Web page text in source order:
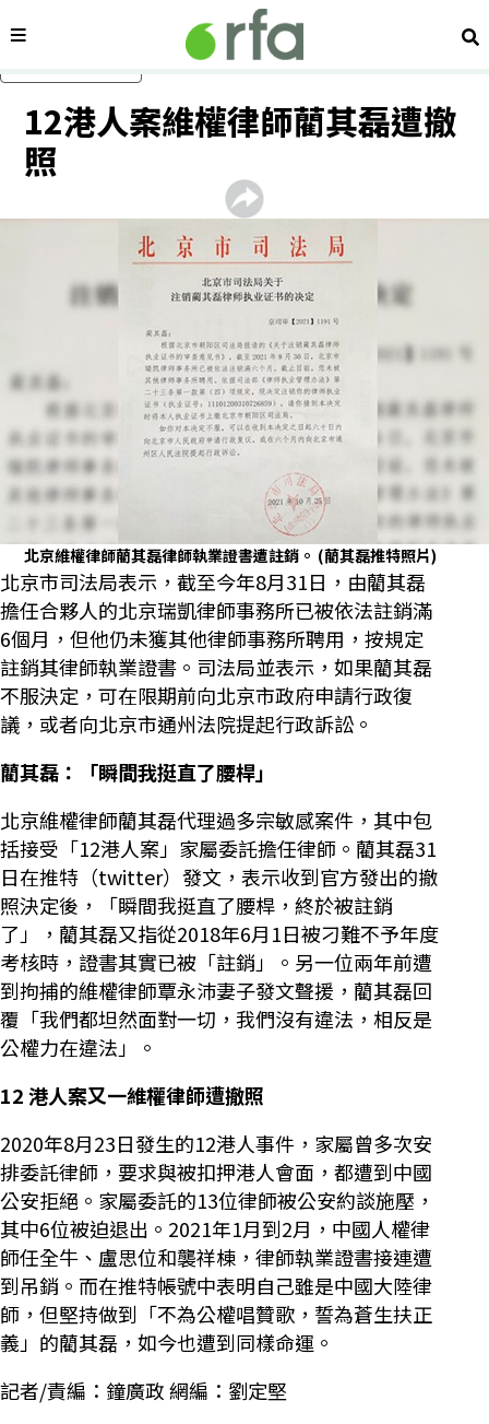
內容分類 搜
12港人案維權律師藺其磊遭撤
照
北京維權律師藺其磊律師執業證書遭註銷。 (藺其磊推特照片)
北京市司法局表示，截至今年8月31日，由藺其磊
擔任合夥人的北京瑞凱律師事務所已被依法註銷滿
6個月，但他仍未獲其他律師事務所聘用，按規定
註銷其律師執業證書。司法局並表示，如果藺其磊
不服決定，可在限期前向北京市政府申請行政復
議，或者向北京市通州法院提起行政訴訟。
藺其磊：「瞬間我挺直了腰桿」
北京維權律師藺其磊代理過多宗敏感案件，其中包
括接受「12港人案」家屬委託擔任律師。藺其磊31
日在推特（twitter）發文，表示收到官方發出的撤
照決定後，「瞬間我挺直了腰桿，終於被註銷
了」，藺其磊又指從2018年6月1日被刁難不予年度
考核時，證書其實已被「註銷」。另一位兩年前遭
到拘捕的維權律師覃永沛妻子發文聲援，藺其磊回
覆「我們都坦然面對一切，我們沒有違法，相反是
公權力在違法」。
12港人案又一維權律師遭撤照
2020年8月23日發生的12港人事件，家屬曾多次安
排委託律師，要求與被扣押港人會面，都遭到中國
公安拒絕。家屬委託的13位律師被公安約談施壓，
其中6位被迫退出。2021年1月到2月，中國人權律
師任全牛、盧思位和襲祥棟，律師執業證書接連遭
到吊銷。而在推特帳號中表明自己雖是中國大陸律
師，但堅持做到「不為公權唱贊歌，誓為蒼生扶正
義」的藺其磊，如今也遭到同樣命運。
記者/責編：鐘廣政 網編：劉定堅